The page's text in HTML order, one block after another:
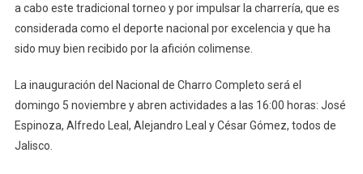
Al
12
a cabo este tradicional torneo y por impulsar la charrería, que es
considerada como el deporte nacional por excelencia y que ha
sido muy bien recibido por la afición colimense.
La inauguración del Nacional de Charro Completo será el
domingo 5 noviembre y abren actividades a las 16:00 horas: José
Espinoza, Alfredo Leal, Alejandro Leal y César Gómez, todos de
Jalisco.